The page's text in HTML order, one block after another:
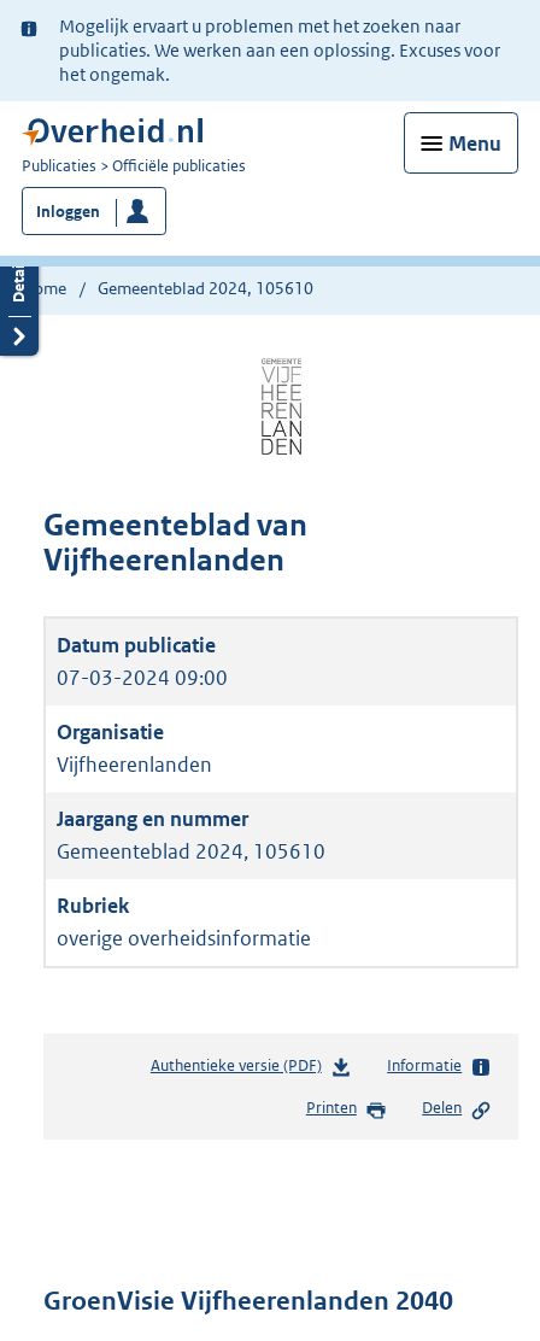
Ter
informatie:
Mogelijk ervaart u problemen met het zoeken naar
publicaties. We werken aan een oplossing. Excuses voor
het ongemak.
Menu
U
bent
nu
hier:
Publicaties Officiële publicaties
Inloggen
Home Gemeenteblad 2024, 105610
Gemeenteblad van
Vijfheerenlanden
07-03-2024 09:00
Vijfheerenlanden
Gemeenteblad 2024, 105610
overige overheidsinformatie
Authentieke versie (PDF)b
s
r
Informatie
Printen Delen
GroenVisie Vijfheerenlanden 2040